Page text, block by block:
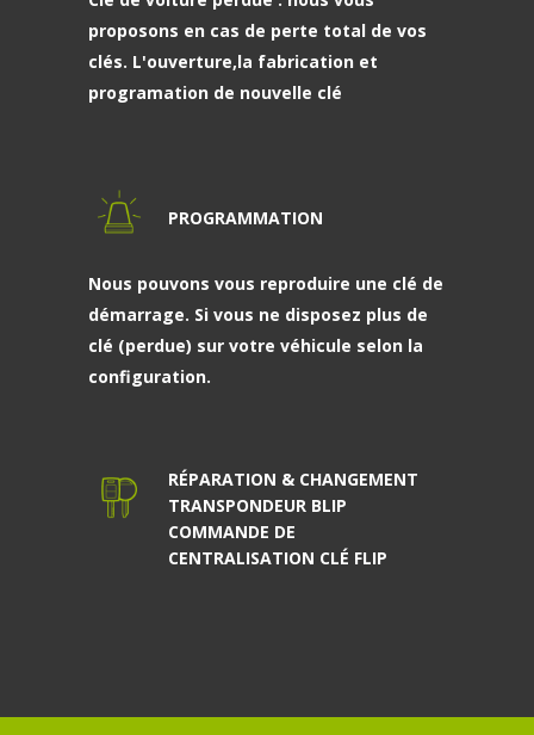
proposons en cas de perte total de vos
clés. L'ouverture,la fabrication et
programation de nouvelle clé
PROGRAMMATION
Nous pouvons vous reproduire une clé de
démarrage. Si vous ne disposez plus de
clé (perdue) sur votre véhicule selon la
configuration.
RÉPARATION & CHANGEMENT
TRANSPONDEUR BLIP
COMMANDE DE
CENTRALISATION CLÉ FLIP